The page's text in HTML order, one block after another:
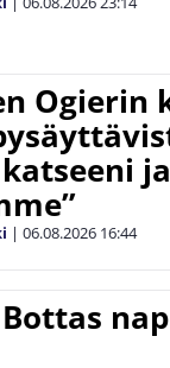
| 06.08.2026 16:44